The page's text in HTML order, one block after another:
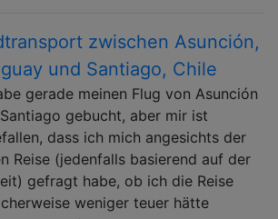
zwischen Asunción,
und Santiago, Chile
gerade meinen Flug von Asunción
gebucht, aber mir ist
dass ich mich angesichts der
Reise (jedenfalls basierend auf der
gefragt habe, ob ich die Reise
weniger teuer hätte